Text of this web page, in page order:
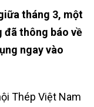
tháng 3, một
đã thông báo về
ngay vào
Thép Việt Nam